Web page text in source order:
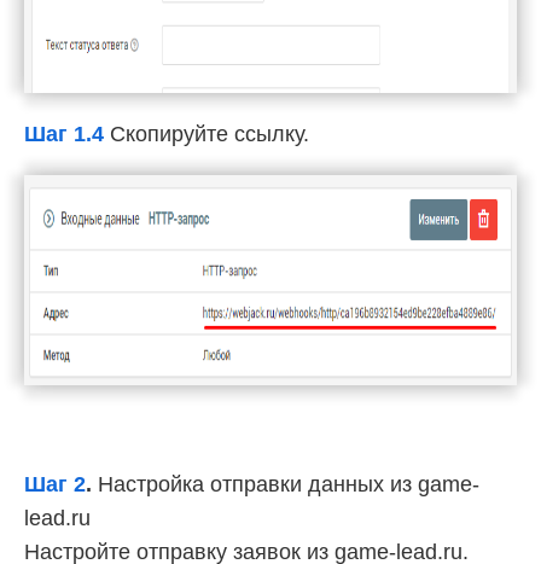
Шаг 1.4 Скопируйте ссылку.
Шаг 2. Настройка отправки данных из game-
lead.ru
Настройте отправку заявок из game-lead.ru.